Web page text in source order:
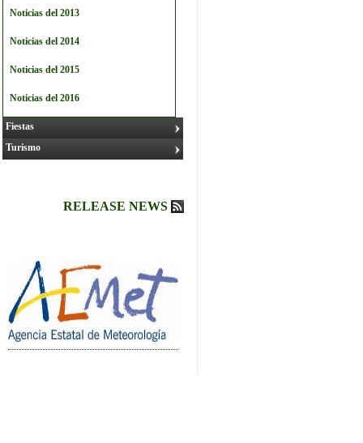
Noticias del 2013
Noticias del 2014
Noticias del 2015
Noticias del 2016
Fiestas
Turismo
RELEASE NEWS